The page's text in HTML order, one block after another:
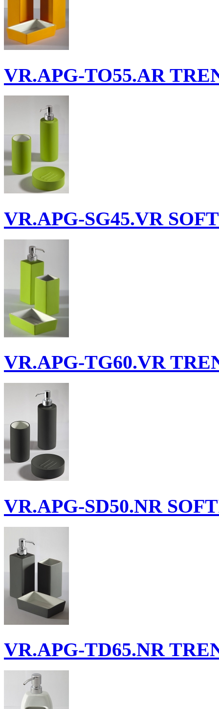
VR.APG-TO55.AR
VR.APG-SG45.VR
VR.APG-TG60.VR
VR.APG-SD50.NR
VR.APG-TD65.NR